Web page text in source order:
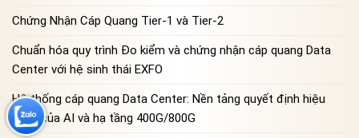
Chứng Nhận Cáp Quang Tier-1 và Tier-2
Chuẩn hóa quy trình Đo kiểm và chứng nhận cáp quang Data
Center với hệ sinh thái EXFO
Hệ thống cáp quang Data Center: Nền tảng quyết định hiệu
năng của AI và hạ tầng 400G/800G